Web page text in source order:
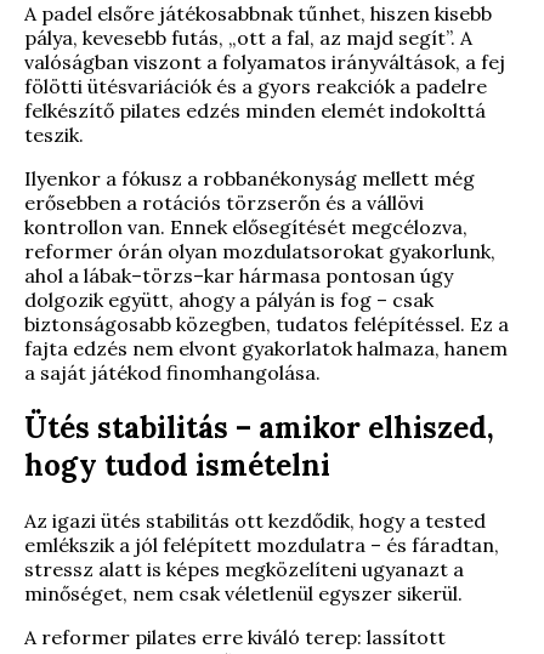
A padel elsőre játékosabbnak tűnhet, hiszen kisebb
pálya, kevesebb futás, „ott a fal, az majd segít”. A
valóságban viszont a folyamatos irányváltások, a fej
fölötti ütésvariációk és a gyors reakciók a padelre
felkészítő pilates edzés minden elemét indokolttá
teszik.
Ilyenkor a fókusz a robbanékonyság mellett még
erősebben a rotációs törzserőn és a vállövi
kontrollon van. Ennek elősegítését megcélozva,
reformer órán olyan mozdulatsorokat gyakorlunk,
ahol a lábak–törzs–kar hármasa pontosan úgy
dolgozik együtt, ahogy a pályán is fog – csak
biztonságosabb közegben, tudatos felépítéssel. Ez a
fajta edzés nem elvont gyakorlatok halmaza, hanem
a saját játékod finomhangolása.
Ütés stabilitás – amikor elhiszed,
hogy tudod ismételni
Az igazi ütés stabilitás ott kezdődik, hogy a tested
emlékszik a jól felépített mozdulatra – és fáradtan,
stressz alatt is képes megközelíteni ugyanazt a
minőséget, nem csak véletlenül egyszer sikerül.
A reformer pilates erre kiváló terep: lassított